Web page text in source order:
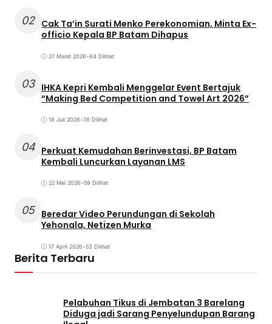
02 Cak Ta’in Surati Menko Perekonomian, Minta Ex-
officio Kepala BP Batam Dihapus
27 Maret 2026•84 Dilihat
03 IHKA Kepri Kembali Menggelar Event Bertajuk
“Making Bed Competition and Towel Art 2026”
18 Juli 2026•78 Dilihat
04 Perkuat Kemudahan Berinvestasi, BP Batam
Kembali Luncurkan Layanan LMS
22 Mei 2026•59 Dilihat
05 Beredar Video Perundungan di Sekolah
Yehonala, Netizen Murka
17 April 2026•53 Dilihat
Berita Terbaru
Pelabuhan Tikus di Jembatan 3 Barelang
Diduga jadi Sarang Penyelundupan Barang